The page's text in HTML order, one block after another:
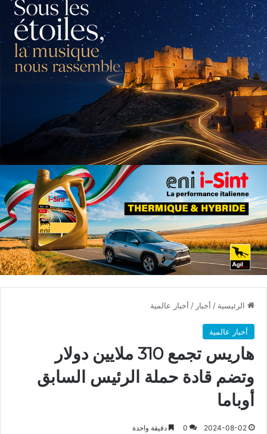
الرئيسية / أخبار / أخبار عالمية
أخبار عالمية
هاريس تجمع 310 ملايين دولار
وتضم قادة حملة الرئيس السابق
أوباما
2024-08-02
0 دقيقة واحدة